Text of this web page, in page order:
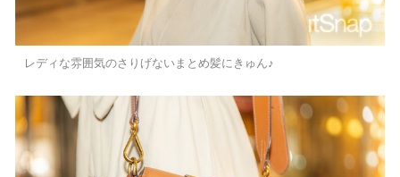
レディな雰囲気のさりげないまとめ髪にきゅん♪